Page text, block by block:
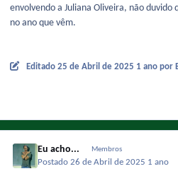
envolvendo a Juliana Oliveira, não duvido
no ano que vêm.
Editado 25 de Abril de 2025 1 ano por
Eu acho... Membros
Postado26 de Abril de 2025 1 ano